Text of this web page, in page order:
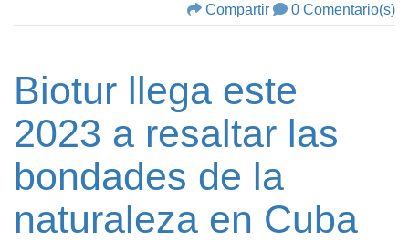
Compartir 0 Comentario(s)
Biotur llega este
2023 a resaltar las
bondades de la
naturaleza en Cuba